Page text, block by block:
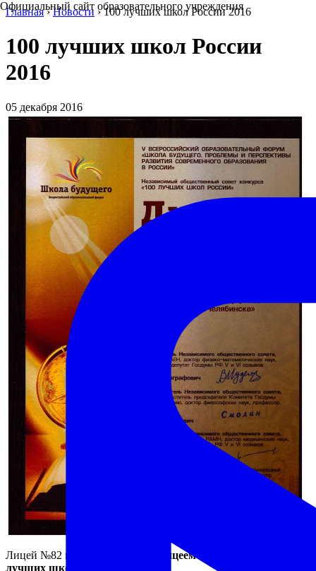
Официальный сайт образовательного учреждения
Главная › Новости › 100 лучших школ России 2016
100 лучших школ России
2016
05 декабря 2016
Лицей №82 признан "лучшим лицеем-2016"
лучших школ России 2016"